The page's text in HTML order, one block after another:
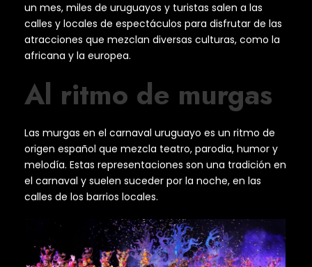
un mes, miles de uruguayos y turistas salen a las
calles y locales de espectáculos para disfrutar de las
atracciones que mezclan diversas culturas, como la
africana y la europea.
Al ritmo de murgas
Las murgas en el carnaval uruguayo es un ritmo de
origen español que mezcla teatro, parodia, humor y
melodía. Estas representaciones son una tradición en
el carnaval y suelen suceder por la noche, en las
calles de los barrios locales.